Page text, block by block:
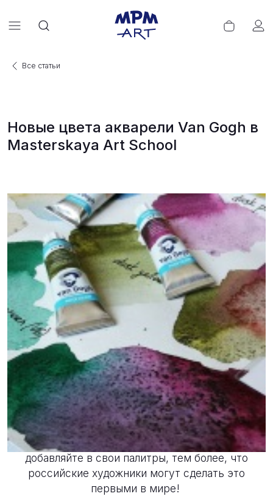
Все статьи
Новые цвета акварели Van Gogh в
Masterskaya Art School
Новости 25 сентября 2018
Первая партия новых цветов акварели
Royal
Talens Van Gogh (Нидерланды) – 21 из 32 ? уже в
магазинах!
Приходите, спрашивайте, выбирайте и
добавляйте в свои палитры, тем более, что
российские художники могут сделать это
первыми в мире!